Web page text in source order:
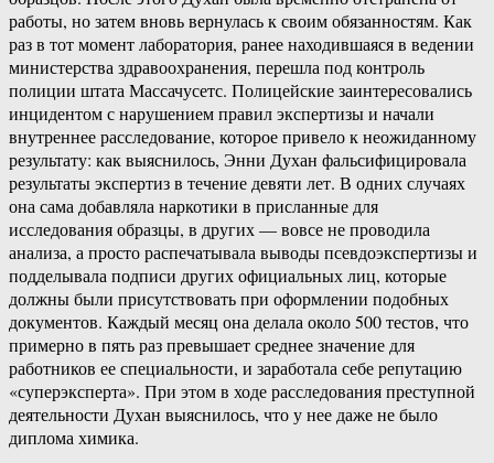
работы, но затем вновь вернулась к своим обязанностям. Как
раз в тот момент лаборатория, ранее находившаяся в ведении
министерства здравоохранения, перешла под контроль
полиции штата Массачусетс. Полицейские заинтересовались
инцидентом с нарушением правил экспертизы и начали
внутреннее расследование, которое привело к неожиданному
результату: как выяснилось, Энни Духан фальсифицировала
результаты экспертиз в течение девяти лет. В одних случаях
она сама добавляла наркотики в присланные для
исследования образцы, в других — вовсе не проводила
анализа, а просто распечатывала выводы псевдоэкспертизы и
подделывала подписи других официальных лиц, которые
должны были присутствовать при оформлении подобных
документов. Каждый месяц она делала около 500 тестов, что
примерно в пять раз превышает среднее значение для
работников ее специальности, и заработала себе репутацию
«суперэксперта». При этом в ходе расследования преступной
деятельности Духан выяснилось, что у нее даже не было
диплома химика.